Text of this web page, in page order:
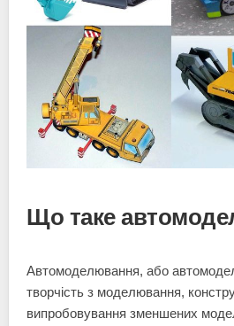
Що таке
Автомоделювання, або
творчість з моделювання,
випробовування зменшених